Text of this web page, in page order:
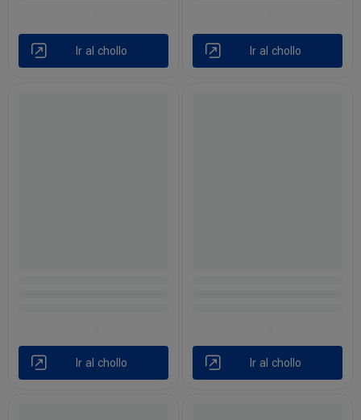
Ir al chollo Ir al chollo
Ir al chollo Ir al chollo